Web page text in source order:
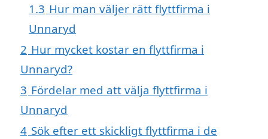
1.3 Hur man väljer rätt flyttfirma i
Unnaryd
2 Hur mycket kostar en flyttfirma i
Unnaryd?
3 Fördelar med att välja flyttfirma i
Unnaryd
4 Sök efter ett skickligt flyttfirma i de